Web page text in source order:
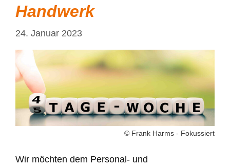
Handwerk
24. Januar 2023
© Frank Harms - Fokussiert
Wir möchten dem Personal- und